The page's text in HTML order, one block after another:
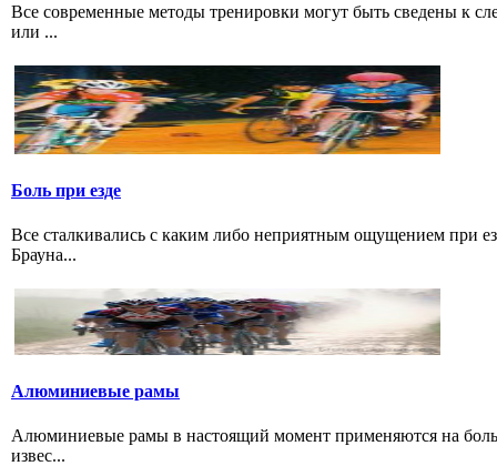
Все современные методы тренировки могут быть сведены к
или ...
Боль при езде
Все сталкивались с каким либо неприятным ощущением при
Брауна...
Алюминиевые рамы
Алюминиевые рамы в настоящий момент применяются на
извес...